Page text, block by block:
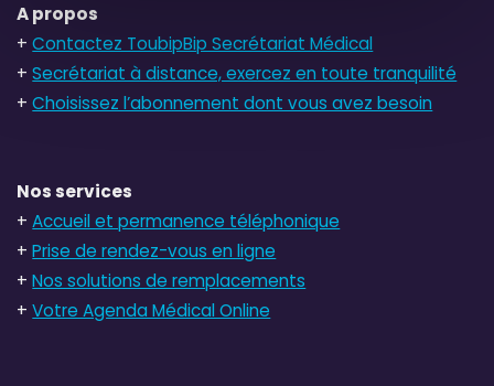
A propos
+Contactez ToubipBip Secrétariat Médical
+Secrétariat à distance, exercez en toute tranquilité
+Choisissez l’abonnement dont vous avez besoin
Nos services
+Accueil et permanence téléphonique
+Prise de rendez-vous en ligne
+Nos solutions de remplacements
+Votre Agenda Médical Online